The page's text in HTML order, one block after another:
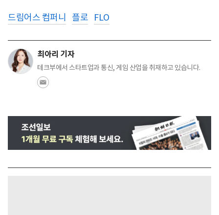
드림어스 컴퍼니 플로 FLO
최아리 기자
테크부에서 스타트업과 통신, 게임 산업을 취재하고 있습니다.